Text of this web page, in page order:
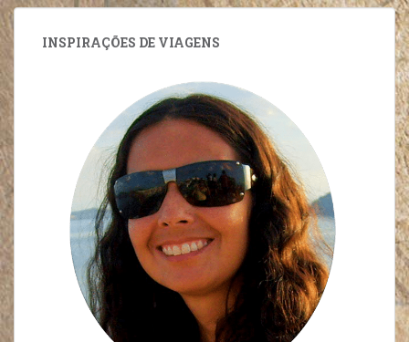
INSPIRAÇÕES DE VIAGENS